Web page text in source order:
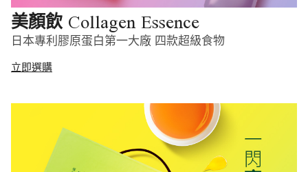
美顏飲 Collagen Essence
日本專利膠原蛋白第一大廠 四款超級食物
立即選購